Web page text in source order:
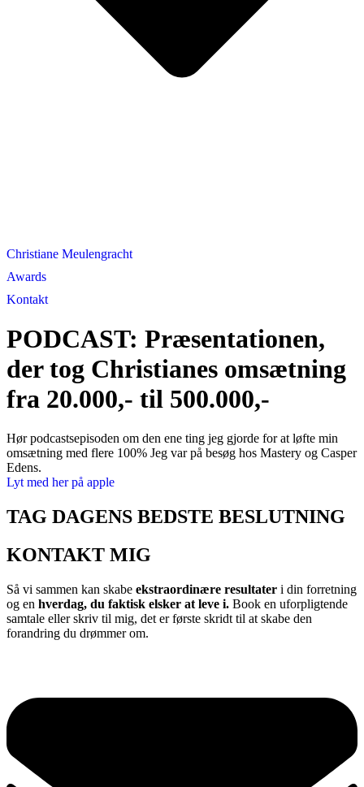
Christiane Meulengracht
Awards
Kontakt
PODCAST: Præsentationen,
der tog Christianes omsætning
fra 20.000,- til 500.000,-
Hør podcastsepisoden om den ene ting jeg gjorde for at løfte min
omsætning med flere 100% Jeg var på besøg hos Mastery og Casper
Edens.
Lyt med her på apple
TAG DAGENS BEDSTE BESLUTNING
KONTAKT MIG
Så vi sammen kan skabe ekstraordinære resultater i din forretning
og en hverdag, du faktisk elsker at leve i. Book en uforpligtende
samtale eller skriv til mig, det er første skridt til at skabe den
forandring du drømmer om.